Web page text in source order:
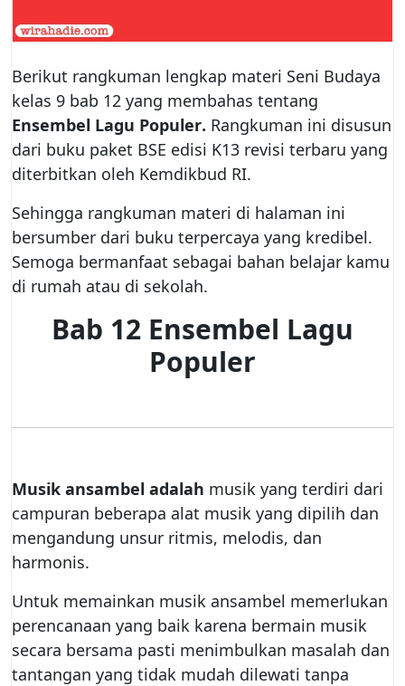
Berikut rangkuman lengkap materi Seni Budaya
kelas 9 bab 12 yang membahas tentang
Ensembel Lagu Populer. Rangkuman ini disusun
dari buku paket BSE edisi K13 revisi terbaru yang
diterbitkan oleh Kemdikbud RI.
Sehingga rangkuman materi di halaman ini
bersumber dari buku terpercaya yang kredibel.
Semoga bermanfaat sebagai bahan belajar kamu
di rumah atau di sekolah.
Bab 12 Ensembel Lagu
Populer
Musik ansambel adalah musik yang terdiri dari
campuran beberapa alat musik yang dipilih dan
mengandung unsur ritmis, melodis, dan
harmonis.
Untuk memainkan musik ansambel memerlukan
perencanaan yang baik karena bermain musik
secara bersama pasti menimbulkan masalah dan
tantangan yang tidak mudah dilewati tanpa